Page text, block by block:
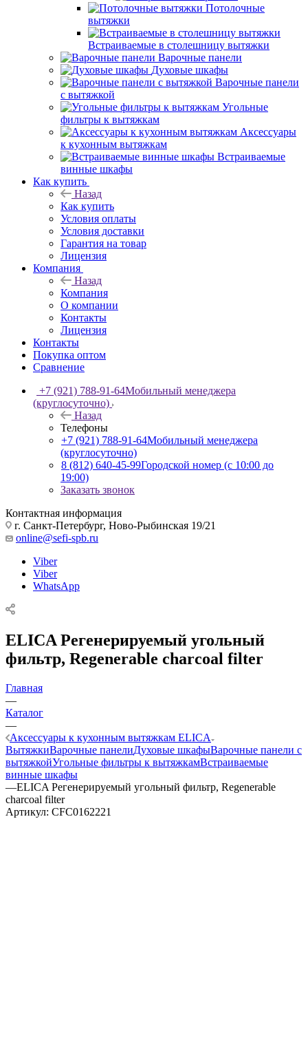
Потолочные
вытяжки
Встраиваемые в столешницу вытяжки
Варочные панели
Духовые шкафы
Варочные панели
с вытяжкой
Угольные
фильтры к вытяжкам
Аксессуары
к кухонным вытяжкам
Встраиваемые
винные шкафы
Как купить
Назад
Как купить
Условия оплаты
Условия доставки
Гарантия на товар
Лицензия
Компания
Назад
Компания
О компании
Контакты
Лицензия
Контакты
Покупка оптом
Сравнение
+7 (921) 788-91-64Мобильный менеджера
(круглосуточно)
Назад
Телефоны
+7 (921) 788-91-64Мобильный менеджера
(круглосуточно)
8 (812) 640-45-99Городской номер (с 10:00 до
19:00)
Заказать звонок
Контактная информация
г. Санкт-Петербург, Ново-Рыбинская 19/21
online@sefi-spb.ru
Viber
Viber
WhatsApp
ELICA Регенерируемый угольный
фильтр, Regenerable charcoal filter
Главная
—
Каталог
—
Аксессуары к кухонным вытяжкам ELICA
ВытяжкиВарочные панелиДуховые шкафыВарочные панели с
вытяжкойУгольные фильтры к вытяжкамВстраиваемые
винные шкафы
—ELICA Регенерируемый угольный фильтр, Regenerable
charcoal filter
Артикул: CFC0162221